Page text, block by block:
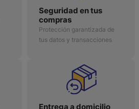
Seguridad en tus
compras
Protección garantizada de
tus datos y transacciones
Entrega a domicilio